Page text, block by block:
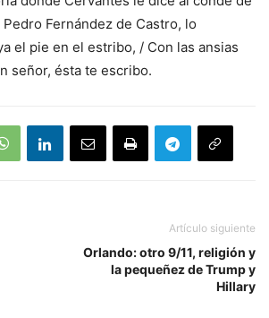
Fernández de Castro, lo
el pie en el estribo, / Con las ansias
señor, ésta te escribo.
Artículo siguiente
Orlando: otro 9/11, religión y
la pequeñez de Trump y
Hillary